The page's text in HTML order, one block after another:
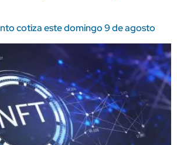
cotiza este domingo 9 de agosto